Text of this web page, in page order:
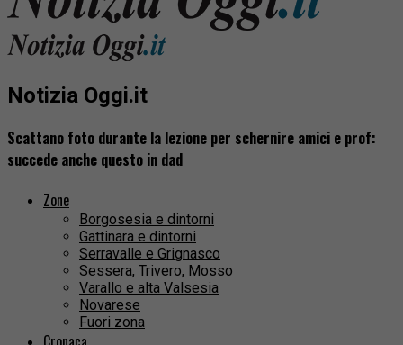
Notizia Oggi.it
Scattano foto durante la lezione per schernire amici e prof:
succede anche questo in dad
Zone
Borgosesia e dintorni
Gattinara e dintorni
Serravalle e Grignasco
Sessera, Trivero, Mosso
Varallo e alta Valsesia
Novarese
Fuori zona